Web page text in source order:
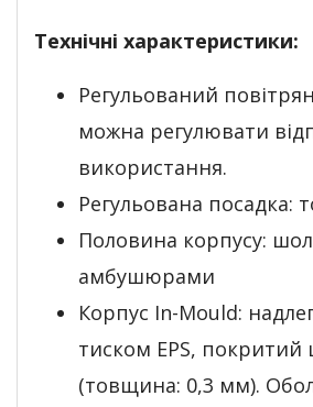
Технічні характеристики:
Регульований
можна регулювати
використання.
Регульована посадка:
Половина корпусу:
амбушюрами
Корпус In-Mould:
тиском EPS,
(товщина: 0,3 мм).